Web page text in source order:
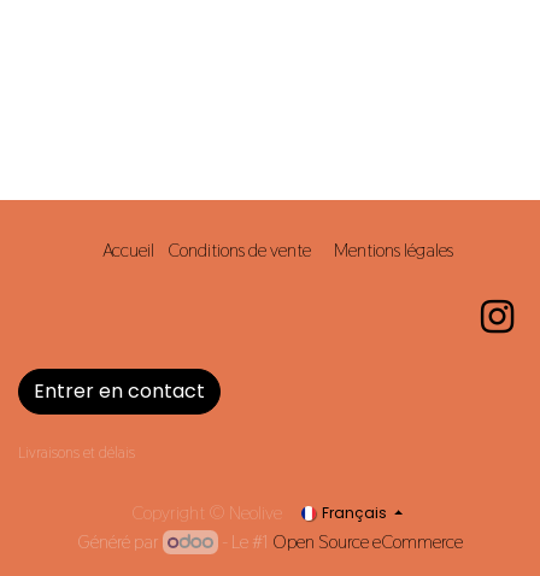
Accueil Conditions de vente Mentions légales
Entrer en contact
Livraisons et délais
Copyright © Neolive Français
Généré par - Le #1 Open Source eCommerce